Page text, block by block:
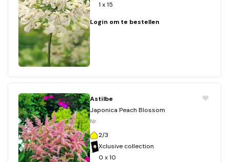
1 x 15
Login om te bestellen
Astilbe
Japonica Peach Blossom
Nr.
2/3
Xclusive collection
0 x 10